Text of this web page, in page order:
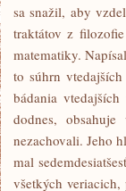
sa snažil, aby
traktátov z
matematiky.
to súhrn
bádania
dodnes,
nezachovali. Jeho
mal
všetkých